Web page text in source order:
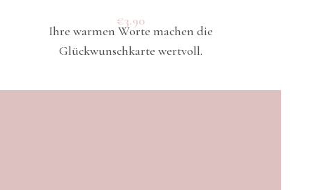
€3.90
Ihre warmen Worte machen die
Glückwunschkarte wertvoll.